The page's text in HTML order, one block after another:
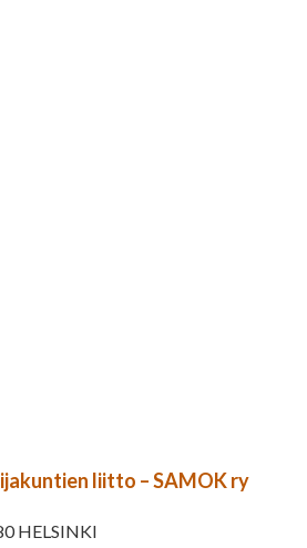
liitto – SAMOK ry
HELSINKI